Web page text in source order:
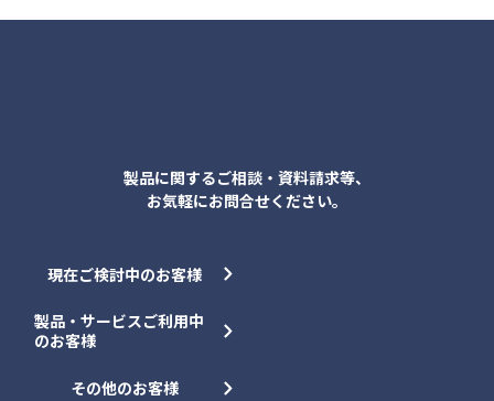
製品に関するご相談・資料請求等、
お気軽にお問合せください。
現在ご検討中のお客様
製品・サービスご利用中
のお客様
その他のお客様